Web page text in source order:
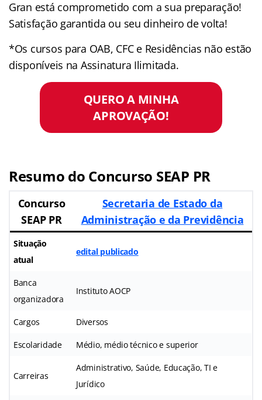
Gran está comprometido com a sua preparação!
Satisfação garantida ou seu dinheiro de volta!
*Os cursos para OAB, CFC e Residências não estão
disponíveis na Assinatura Ilimitada.
QUERO A MINHA
APROVAÇÃO!
Resumo do Concurso SEAP PR
Concurso
SEAP PR
Secretaria de Estado da
Administração e da Previdência
Situação
atual
edital publicado
Banca
organizadora
Instituto AOCP
Cargos Diversos
Escolaridade Médio, médio técnico e superior
Carreiras
Administrativo, Saúde, Educação, TI e
Jurídico